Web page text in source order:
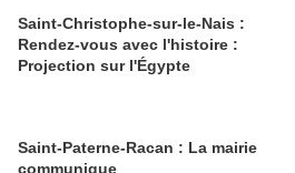
Saint-Christophe-sur-le-Nais :
Rendez-vous avec l'histoire :
Projection sur l'Égypte
Saint-Paterne-Racan : La mairie
communique